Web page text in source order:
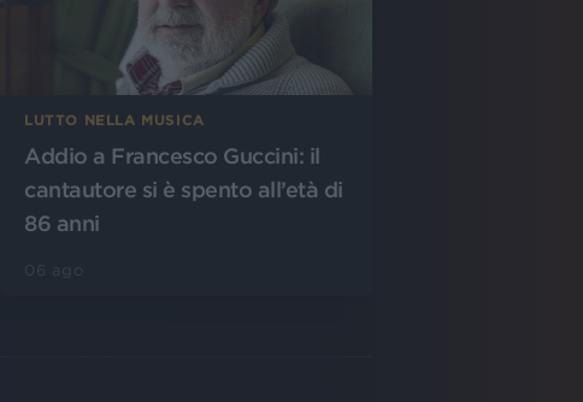
LUTTO NELLA MUSICA
Addio a Francesco Guccini: il
cantautore si è spento all’età di
86 anni